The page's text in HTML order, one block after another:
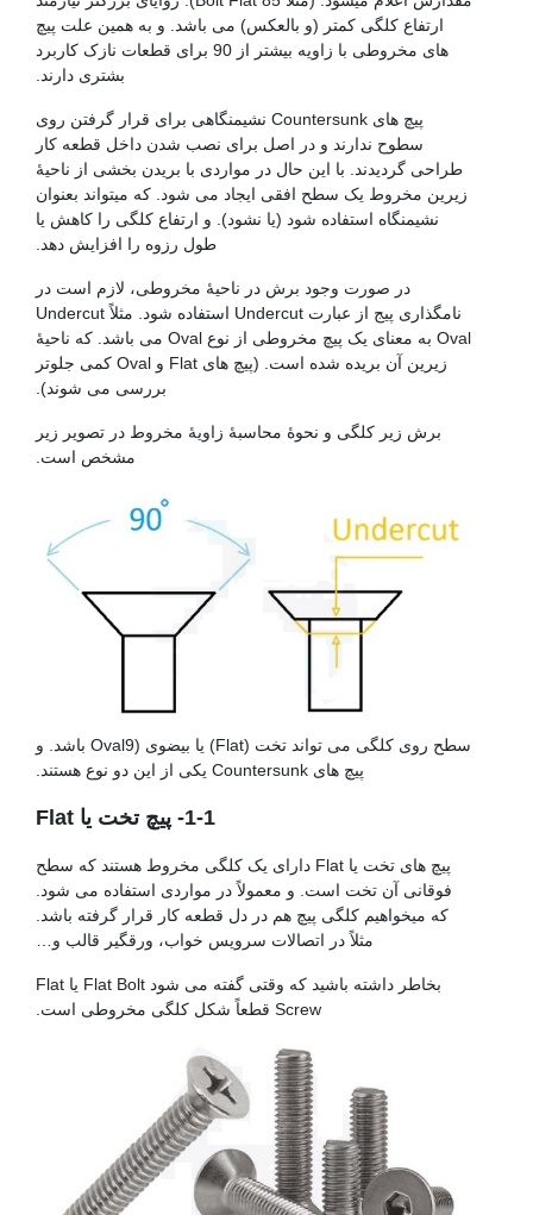
ارتفاع کلگی کمتر (و بالعکس) می باشد. و به همین علت پیچ
های مخروطی با زاویه بیشتر از 90 برای قطعات نازک کاربرد
بشتری دارند.
پیچ های Countersunk نشیمنگاهی برای قرار گرفتن روی
سطوح ندارند و در اصل برای نصب شدن داخل قطعه کار
طراحی گردیدند. با این حال در مواردی با بریدن بخشی از ناحیۀ
زیرین مخروط یک سطح افقی ایجاد می شود. که میتواند بعنوان
نشیمنگاه استفاده شود (یا نشود). و ارتفاع کلگی را کاهش یا
طول رزوه را افزایش دهد.
در صورت وجود برش در ناحیۀ مخروطی، لازم است در
نامگذاری پیج از عبارت Undercut استفاده شود. مثلاً Undercut
Oval به معنای یک پیچ مخروطی از نوع Oval می باشد. که ناحیۀ
زیرین آن بریده شده است. (پیچ های Flat و Oval کمی جلوتر
بررسی می شوند).
برش زیر کلگی و نحوۀ محاسبۀ زاویۀ مخروط در تصویر زیر
مشخص است.
سطح روی کلگی می تواند تخت (Flat) یا بیضوی (Oval9 باشد. و
پیچ های Countersunk یکی از این دو نوع هستند.
1-1- پیچ تخت یا Flat
پیچ های تخت یا Flat دارای یک کلگی مخروط هستند که سطح
فوقانی آن تخت است. و معمولاً در مواردی استفاده می شود.
که میخواهیم کلگی پیچ هم در دل قطعه کار قرار گرفته باشد.
مثلاً در اتصالات سرویس خواب، ورقگیر قالب و…
بخاطر داشته باشید که وقتی گفته می شود Flat Bolt یا Flat
Screw قطعاً شکل کلگی مخروطی است.